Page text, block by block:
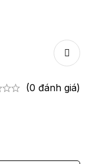
(0 đánh giá)